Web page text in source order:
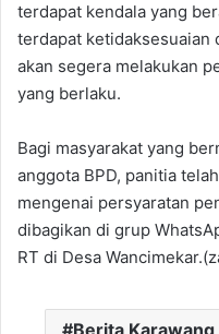
terdapat kendala yang
terdapat ketidaksesuaian
akan segera melakukan
yang berlaku.
‎‎Bagi masyarakat yang
anggota BPD, panitia
mengenai persyaratan
dibagikan di grup
RT di Desa